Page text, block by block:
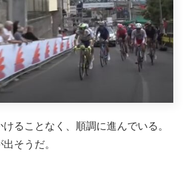
ることなく、順調に進んでいる。
そうだ。